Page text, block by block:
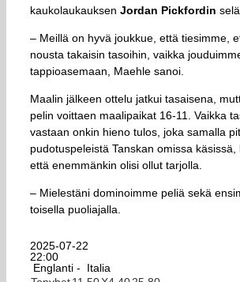
kaukolaukauksen Jordan Pickfordin
– Meillä on hyvä joukkue, että tiesimme,
nousta takaisin tasoihin, vaikka
tappioasemaan, Maehle sanoi.
Maalin jälkeen ottelu jatkui tasaisena,
pelin voittaen maalipaikat 16-11. Vaikka
vastaan onkin hieno tulos, joka samalla
pudotuspeleistä Tanskan omissa käsissä,
että enemmänkin olisi ollut tarjolla.
– Mielestäni dominoimme peliä sekä
toisella puoliajalla.
2025-07-22
22:00
Englanti -
Italia